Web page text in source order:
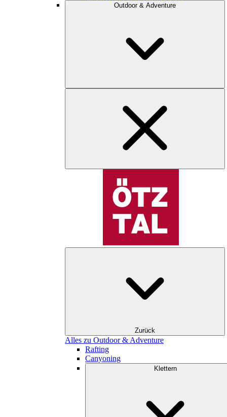
Outdoor & Adventure
Zurück
Alles zu Outdoor & Adventure
Rafting
Canyoning
Klettern